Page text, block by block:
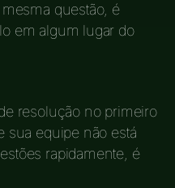
questão, é
em algum lugar do
resolução no primeiro
sua equipe não está
rapidamente, é